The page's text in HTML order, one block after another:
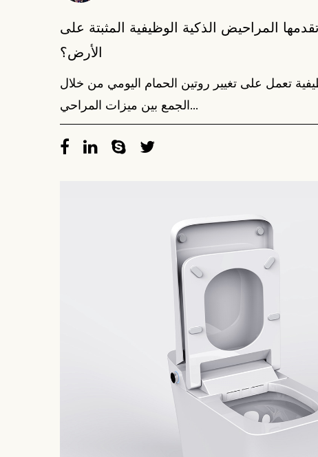
المراحيض الذكية الوظيفية المثبتة على
الأرض؟
تعمل على تغيير روتين الحمام اليومي من خلال
الجمع بين ميزات المراحي...